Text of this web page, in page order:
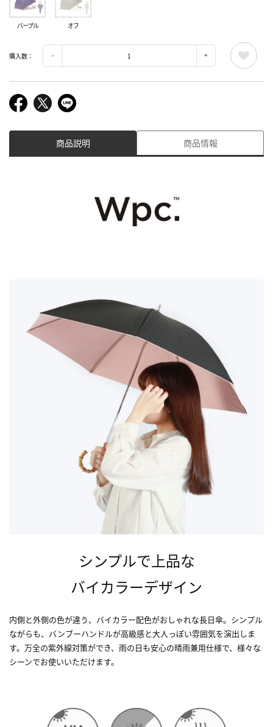
パープル オフ
購入数：
商品説明 商品情報
シンプルで上品な
バイカラーデザイン
内側と外側の色が違う、バイカラー配色がおしゃれな長日傘。シンプル
ながらも、バンブーハンドルが高級感と大人っぽい雰囲気を演出しま
す。万全の紫外線対策ができ、雨の日も安心の晴雨兼用仕様で、様々な
シーンでお使いいただけます。